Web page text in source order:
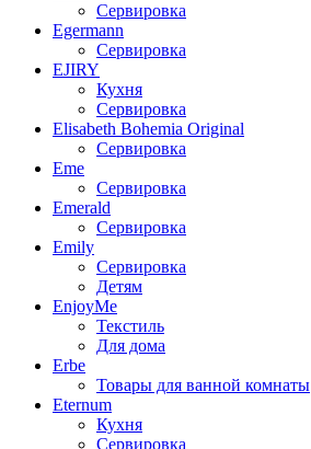
Сервировка
Egermann
Сервировка
EJIRY
Кухня
Сервировка
Elisabeth Bohemia Original
Сервировка
Eme
Сервировка
Emerald
Сервировка
Emily
Сервировка
Детям
EnjoyMe
Текстиль
Для дома
Erbe
Товары для ванной комнаты
Eternum
Кухня
Сервировка